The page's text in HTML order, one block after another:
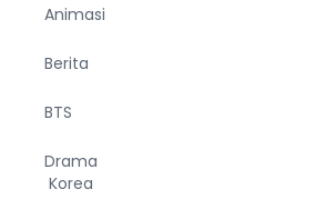
Animasi
Berita
BTS
Drama
Korea